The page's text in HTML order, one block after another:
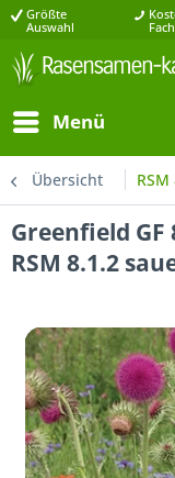
Größte
Auswahl
Menü
Übersicht
Greenfield
RSM 8.1.2